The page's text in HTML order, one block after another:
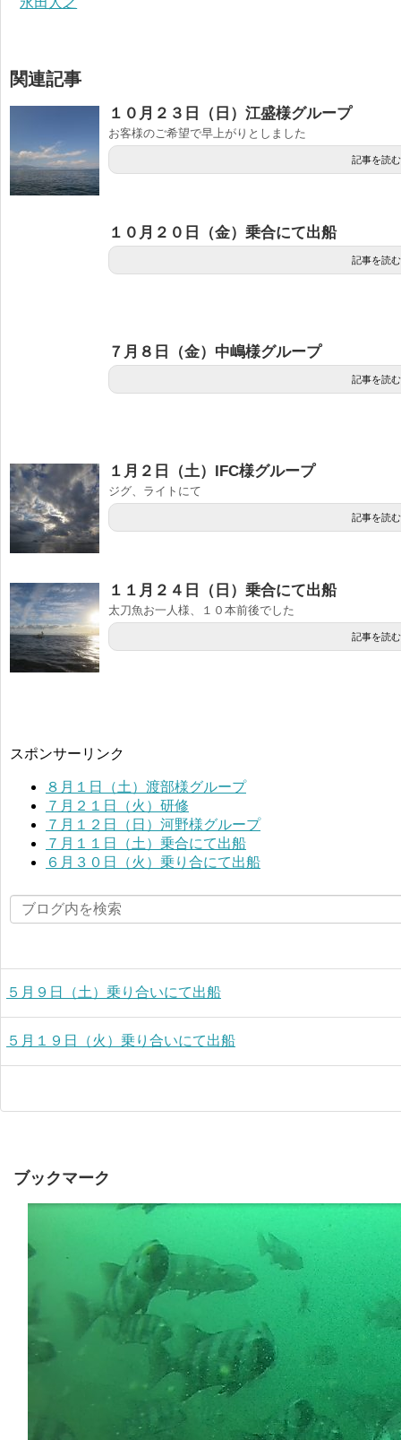
関連記事
１０月２３日（日）江盛様グループ
お客様のご希望で早上がりとしました
記事を読む
１０月２０日（金）乗合にて出船
記事を読む
７月８日（金）中嶋様グループ
記事を読む
１月２日（土）IFC様グループ
ジグ、ライトにて
記事を読む
１１月２４日（日）乗合にて出船
太刀魚お一人様、１０本前後でした
記事を読む
スポンサーリンク
８月１日（土）渡部様グループ
７月２１日（火）研修
７月１２日（日）河野様グループ
７月１１日（土）乗合にて出船
６月３０日（火）乗り合にて出船
５月９日（土）乗り合いにて出船
５月１９日（火）乗り合いにて出船
ブックマーク